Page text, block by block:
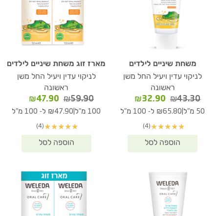
משחת שיניים לילדים
לניקוי עדין ויעיל החל משן
ראשונה
₪43.30
המחיר
המקורי
₪43.30.
₪32.90
המחיר
הנוכחי
50 מ"ל ₪65.80 ל- 100 מ"ל
★
★
★
★
★
(4)
מארז זוג משחת שיניים לילדים
לניקוי עדין ויעיל החל משן
ראשונה
₪59.90
המחיר
המקורי
₪59.90.
₪47.90
הנוכחי
100 מ"ל ₪47.90 ל- 100 מ"ל
★
★
★
★
★
(4)